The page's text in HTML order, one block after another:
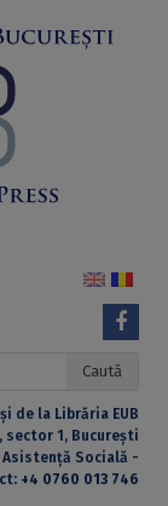
Caută
de la Librăria EUB
sector 1, București
Socială -
+4 0760 013 746